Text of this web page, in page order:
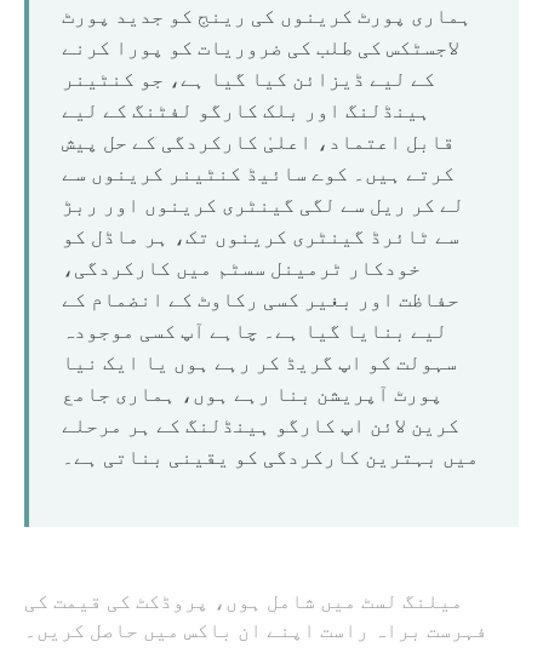
ہماری پورٹ کرینوں کی رینج کو جدید پورٹ
لاجسٹکس کی طلب کی ضروریات کو پورا کرنے
کے لیے ڈیزائن کیا گیا ہے، جو کنٹینر
ہینڈلنگ اور بلک کارگو لفٹنگ کے لیے
قابل اعتماد، اعلیٰ کارکردگی کے حل پیش
کرتے ہیں۔ کوے سائیڈ کنٹینر کرینوں سے
لے کر ریل سے لگی گینٹری کرینوں اور ربڑ
سے ٹائرڈ گینٹری کرینوں تک، ہر ماڈل کو
خودکار ٹرمینل سسٹم میں کارکردگی،
حفاظت اور بغیر کسی رکاوٹ کے انضمام کے
لیے بنایا گیا ہے۔ چاہے آپ کسی موجودہ
سہولت کو اپ گریڈ کر رہے ہوں یا ایک نیا
پورٹ آپریشن بنا رہے ہوں، ہماری جامع
کرین لائن اپ کارگو ہینڈلنگ کے ہر مرحلے
میں بہترین کارکردگی کو یقینی بناتی ہے۔
میلنگ لسٹ میں شامل ہوں، پروڈکٹ کی قیمت کی
فہرست براہ راست اپنے ان باکس میں حاصل کریں۔